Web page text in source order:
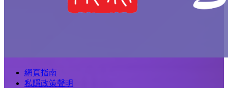
網頁指南
私隱政策聲明